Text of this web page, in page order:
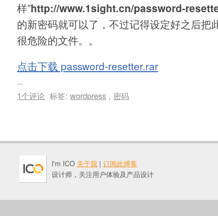
样”http://www.1sight.cn/password-
的新密码就可以了，不过记得设定好之后把
很危险的文件。。
点击下载 password-resetter.rar
1个评论 标签: wordpress , 密码
I'm ICO 关于我 | 订阅此博客
设计师，关注用户体验及产品设计